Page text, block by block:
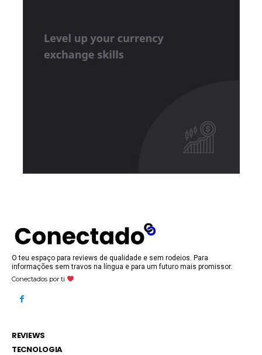
O teu espaço para reviews de qualidade e sem rodeios. Para
informações sem travos na língua e para um futuro mais promissor.
Conectados por ti
REVIEWS
TECNOLOGIA